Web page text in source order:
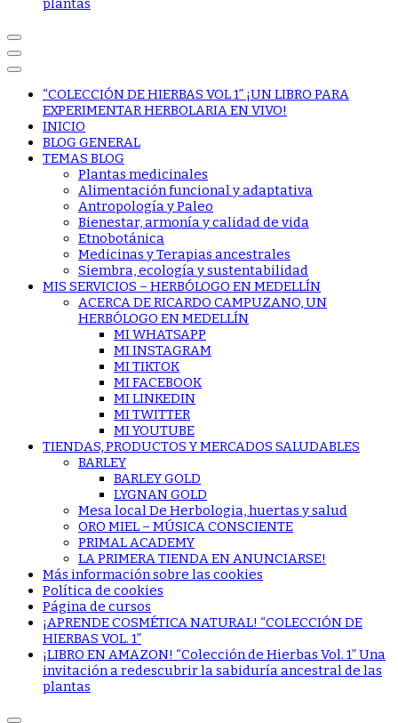
plantas
“COLECCIÓN DE HIERBAS VOL 1” ¡UN LIBRO PARA
EXPERIMENTAR HERBOLARIA EN VIVO!
INICIO
BLOG GENERAL
TEMAS BLOG
Plantas medicinales
Alimentación funcional y adaptativa
Antropología y Paleo
Bienestar, armonía y calidad de vida
Etnobotánica
Medicinas y Terapias ancestrales
Siembra, ecología y sustentabilidad
MIS SERVICIOS – HERBÓLOGO EN MEDELLÍN
ACERCA DE RICARDO CAMPUZANO, UN
HERBÓLOGO EN MEDELLÍN
MI WHATSAPP
MI INSTAGRAM
MI TIKTOK
MI FACEBOOK
MI LINKEDIN
MI TWITTER
MI YOUTUBE
TIENDAS, PRODUCTOS Y MERCADOS SALUDABLES
BARLEY
BARLEY GOLD
LYGNAN GOLD
Mesa local De Herbologia, huertas y salud
ORO MIEL – MÚSICA CONSCIENTE
PRIMAL ACADEMY
LA PRIMERA TIENDA EN ANUNCIARSE!
Más información sobre las cookies
Política de cookies
Página de cursos
¡APRENDE COSMÉTICA NATURAL! “COLECCIÓN DE
HIERBAS VOL. 1”
¡LIBRO EN AMAZON! “Colección de Hierbas Vol. 1” Una
invitación a redescubrir la sabiduría ancestral de las
plantas